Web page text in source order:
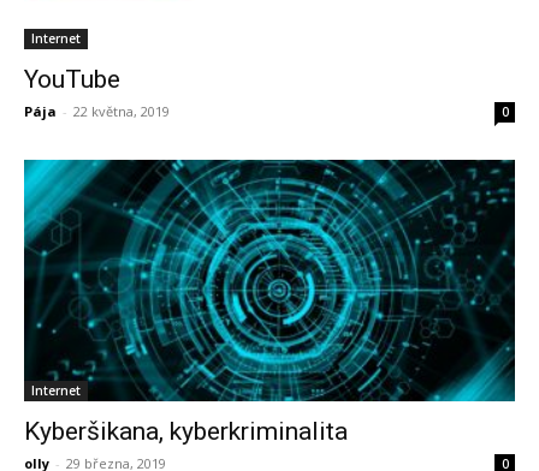
Internet
YouTube
Pája - 22 května, 2019 0
Internet
Kyberšikana, kyberkriminalita
olly - 29 března, 2019 0